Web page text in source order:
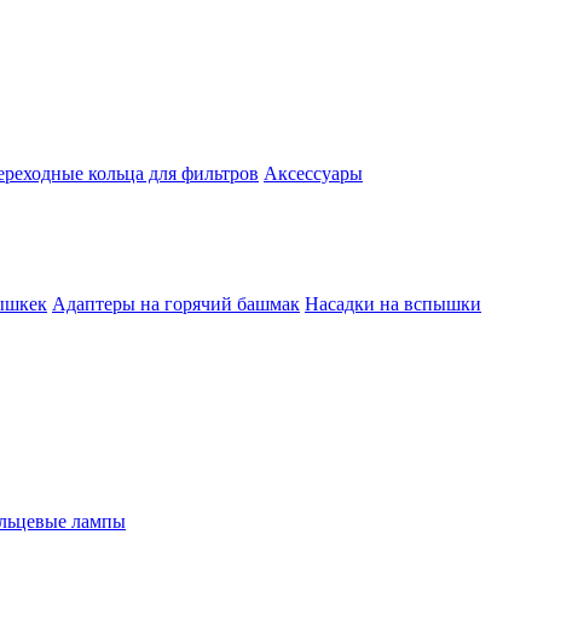
кольца для фильтров Аксессуары
Адаптеры на горячий башмак Насадки на вспышки
лампы